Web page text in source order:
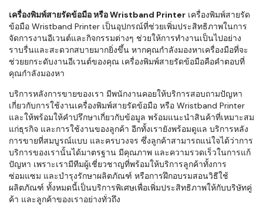
เครื่องพิมพ์สายรัดข้อมือ หรือ Wristband Printer เครื่องพิมพ์สายรัด
ข้อมือ Wristband Printer เป็นอุปกรณ์ที่ช่วยเพิ่มประสิทธิภาพในการ
จัดการงานอีเวนต์และกิจกรรมต่างๆ ช่วยให้การทำงานเป็นไปอย่าง
ราบรื่นและสะดวกสบายมากยิ่งขึ้น หากคุณกำลังมองหาเครื่องมือที่จะ
ช่วยยกระดับงานอีเวนต์ของคุณ เครื่องพิมพ์สายรัดข้อมือคือคำตอบที่
คุณกำลังมองหา
บริการหลังการขายของเรา มีพนักงานคอยให้บริการสอบถามปัญหา
เกี่ยวกับการใช้งานเครื่องพิมพ์สายรัดข้อมือ หรือ Wristband Printer
และให้พร้อมให้คำปรึกษาเกี่ยวกับข้อมูล พร้อมแนะนำสินค้าที่เหมาะสม
แก่ธุรกิจ และการใช้งานของลูกค้า อีกทั้งเรายังพร้อมดูแล บริการหลัง
การขายที่สมบูรณ์แบบ และครบวงจร ซึ่งลูกค้าสามารถแน่ใจได้ว่าการ
บริการของเรานั้นได้มาตรฐาน มีคุณภาพ และความรวดเร็วในการแก้
ปัญหา เพราะเรามีทีมผู้เชี่ยวชาญที่พร้อมให้บริการลูกค้าทั้งการ
ซ่อมแซม และบำรุงรักษาผลิตภัณฑ์ หรือการฝึกอบรมสอนวิธีใช้
ผลิตภัณฑ์ ทั้งหมดนี้เป็นบริการพิเศษเพื่อเพิ่มประสิทธิภาพให้กับบริษัทคู่
ค้า และลูกค้าของเราอย่างทั่วถึง